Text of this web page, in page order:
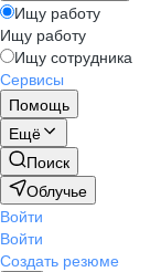
Ищу работу
Ищу работу
Ищу сотрудника
Сервисы
Помощь
Ещё
Поиск
Облучье
Войти
Войти
Создать резюме